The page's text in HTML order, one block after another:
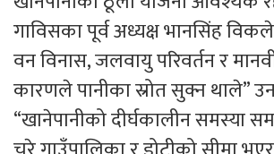
गाविसका पूर्व अध्यक्ष भानसिंह
वन विनास, जलवायु परिवर्तन र
कारणले पानीका स्रोत सुक्न थाले”
“खानेपानीको दीर्घकालीन समस्या